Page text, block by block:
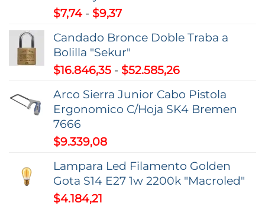
$7,74 - $9,37Rango
precios:
desde
$7,74
$9,37
Candado Bronce Doble Traba a
Bolilla "Sekur"
$16.846,35 - $52.585,26Rango
precios:
desde
Arco Sierra Junior Cabo Pistola
Ergonomico C/Hoja SK4 Bremen
7666
$9.339,08
Lampara Led Filamento Golden
Gota S14 E27 1w 2200k "Macroled"
$4.184,21